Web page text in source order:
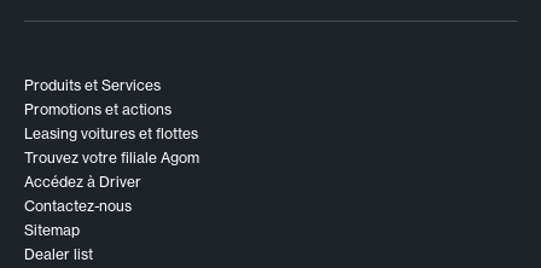
Produits et Services
Promotions et actions
Leasing voitures et flottes
Trouvez votre filiale Agom
Accédez à Driver
Contactez-nous
Sitemap
Dealer list